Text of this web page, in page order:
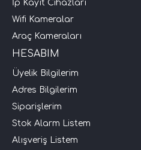
İp Kayıt Cihazları
Wifi Kameralar
Araç Kameraları
HESABIM
Üyelik Bilgilerim
Adres Bilgilerim
Siparişlerim
Stok Alarm Listem
Alışveriş Listem